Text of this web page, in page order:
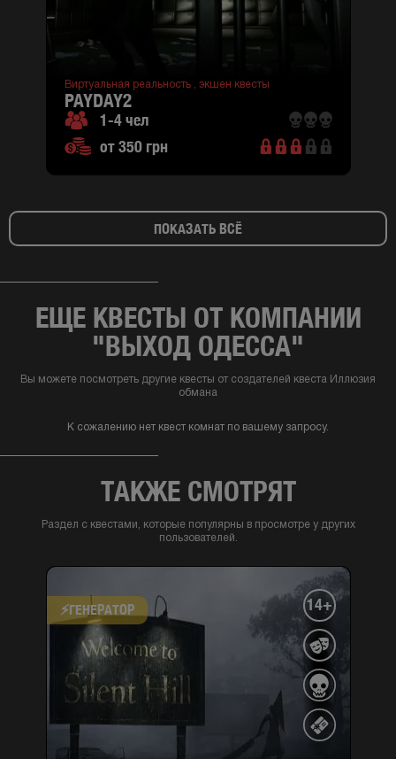
Виртуальная реальность , экшен квесты
PAYDAY2
1-4 чел
от 350 грн
ПОКАЗАТЬ ВСЁ
ЕЩЕ КВЕСТЫ ОТ КОМПАНИИ
"ВЫХОД ОДЕССА"
Вы можете посмотреть другие квесты от создателей квеста Иллюзия
обмана
К сожалению нет квест комнат по вашему запросу.
ТАКЖЕ СМОТРЯТ
Раздел с квестами, которые популярны в просмотре у других
пользователей.
⚡​ГЕНЕРАТОР 14+